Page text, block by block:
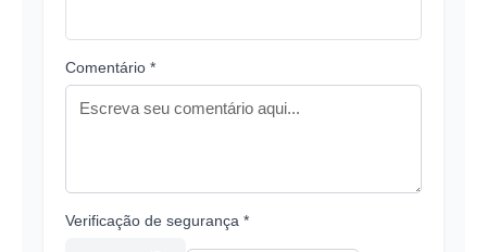
Comentário *
Verificação de segurança *